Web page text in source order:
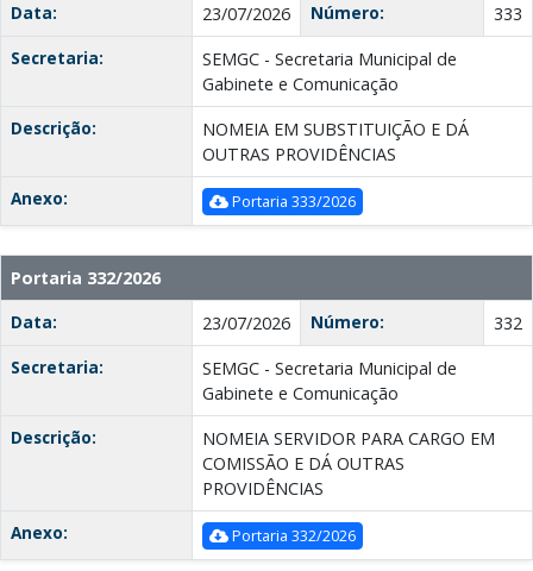
Data:
23/07/2026 Número:
333
Secretaria:
SEMGC - Secretaria Municipal de
Gabinete e Comunicação
Descrição:
NOMEIA EM SUBSTITUIÇÃO E DÁ
OUTRAS PROVIDÊNCIAS
Anexo:
Portaria 333/2026
Portaria 332/2026
Data:
23/07/2026 Número:
332
Secretaria:
SEMGC - Secretaria Municipal de
Gabinete e Comunicação
Descrição:
NOMEIA SERVIDOR PARA CARGO EM
COMISSÃO E DÁ OUTRAS
PROVIDÊNCIAS
Anexo:
Portaria 332/2026